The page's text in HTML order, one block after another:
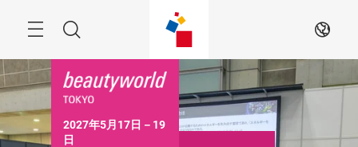
索
JA
2027年5月17日－19
日